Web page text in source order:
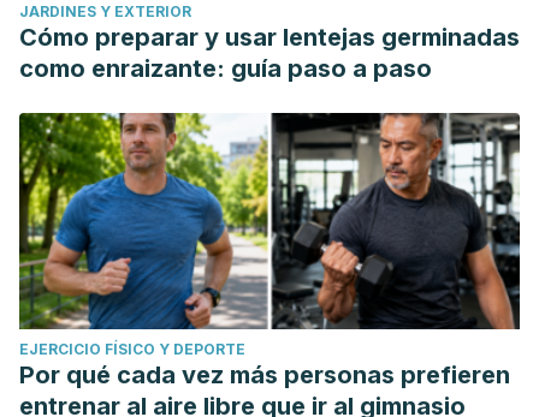
JARDINES Y EXTERIOR
Cómo preparar y usar lentejas germinadas
como enraizante: guía paso a paso
EJERCICIO FÍSICO Y DEPORTE
Por qué cada vez más personas prefieren
entrenar al aire libre que ir al gimnasio